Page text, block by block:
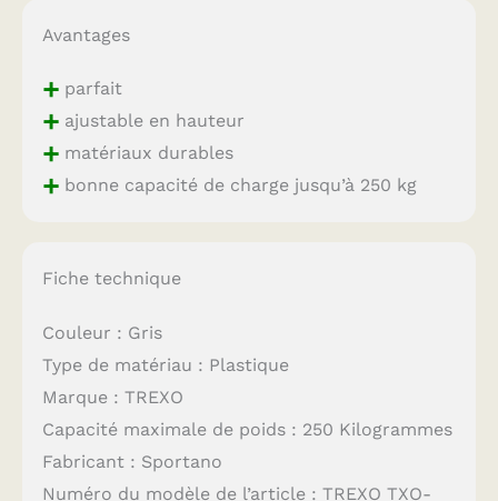
Avantages
+parfait
+ajustable en hauteur
+matériaux durables
+bonne capacité de charge jusqu’à 250 kg
Fiche technique
Couleur : Gris
Type de matériau : Plastique
Marque : TREXO
Capacité maximale de poids : 250 Kilogrammes
Fabricant : Sportano
Numéro du modèle de l’article : TREXO TXO-